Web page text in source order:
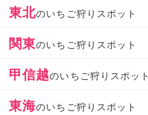
東北のいちご狩りスポット
関東のいちご狩りスポット
甲信越のいちご狩りスポット
東海のいちご狩りスポット